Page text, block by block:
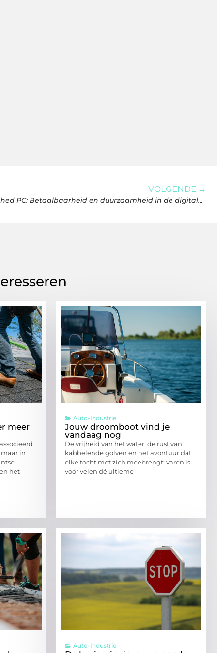
VOLGENDE →
De voordelen van een refurbished PC: Betaalbaarheid en duurzaamheid in de digitale wereld
meer
in
het
Auto-Industrie
Jouw droomboot vind je
vandaag nog
De vrijheid van het water, de rust van
kabbelende golven en het avontuur dat
elke tocht met zich meebrengt: varen is
voor velen dé ultieme
Auto-Industrie